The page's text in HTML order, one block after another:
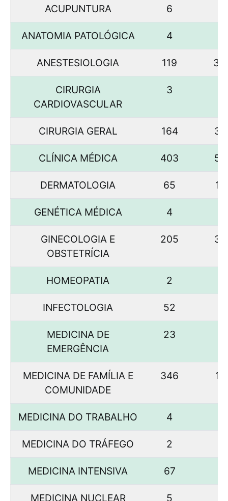
ACUPUNTURA 6
ANATOMIA PATOLÓGICA 4
ANESTESIOLOGIA 119
CIRURGIA
CARDIOVASCULAR
3
CIRURGIA GERAL 164
CLÍNICA MÉDICA 403
DERMATOLOGIA 65
GENÉTICA MÉDICA 4
GINECOLOGIA E
OBSTETRÍCIA
205
HOMEOPATIA 2
INFECTOLOGIA 52
MEDICINA DE
EMERGÊNCIA
23
MEDICINA DE FAMÍLIA E
COMUNIDADE
346
MEDICINA DO TRABALHO 4
MEDICINA DO TRÁFEGO 2
MEDICINA INTENSIVA 67
MEDICINA NUCLEAR 5